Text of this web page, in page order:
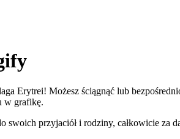
Erytrei! Możesz ściągnąć lub
w grafikę.
przyjaciół i rodziny, całkowicie za